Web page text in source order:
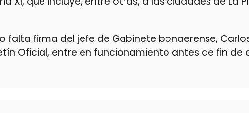
falta firma del jefe de Gabinete bonaerense,
Oficial, entre en funcionamiento antes de fin de